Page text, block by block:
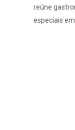
reúne
especiais